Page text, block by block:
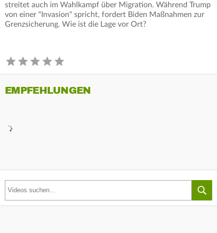
streitet auch im Wahlkampf über Migration. Während Trump
von einer "Invasion" spricht, fordert Biden Maßnahmen zur
Grenzsicherung. Wie ist die Lage vor Ort?
EMPFEHLUNGEN